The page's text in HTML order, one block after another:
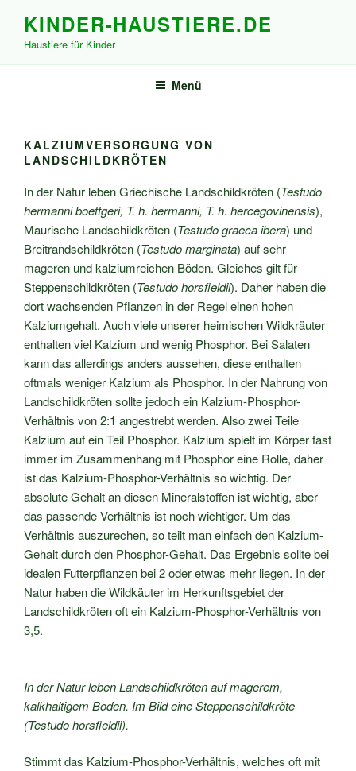
springen
KINDER-HAUSTIERE.DE
Haustiere für Kinder
Menü
KALZIUMVERSORGUNG VON
LANDSCHILDKRÖTEN
In der Natur leben Griechische Landschildkröten (Testudo
hermanni boettgeri, T. h. hermanni, T. h. hercegovinensis),
Maurische Landschildkröten (Testudo graeca ibera) und
Breitrandschildkröten (Testudo marginata) auf sehr
mageren und kalziumreichen Böden. Gleiches gilt für
Steppenschildkröten (Testudo horsfieldii). Daher haben die
dort wachsenden Pflanzen in der Regel einen hohen
Kalziumgehalt. Auch viele unserer heimischen Wildkräuter
enthalten viel Kalzium und wenig Phosphor. Bei Salaten
kann das allerdings anders aussehen, diese enthalten
oftmals weniger Kalzium als Phosphor. In der Nahrung von
Landschildkröten sollte jedoch ein Kalzium-Phosphor-
Verhältnis von 2:1 angestrebt werden. Also zwei Teile
Kalzium auf ein Teil Phosphor. Kalzium spielt im Körper fast
immer im Zusammenhang mit Phosphor eine Rolle, daher
ist das Kalzium-Phosphor-Verhältnis so wichtig. Der
absolute Gehalt an diesen Mineralstoffen ist wichtig, aber
das passende Verhältnis ist noch wichtiger. Um das
Verhältnis auszurechen, so teilt man einfach den Kalzium-
Gehalt durch den Phosphor-Gehalt. Das Ergebnis sollte bei
idealen Futterpflanzen bei 2 oder etwas mehr liegen. In der
Natur haben die Wildkäuter im Herkunftsgebiet der
Landschildkröten oft ein Kalzium-Phosphor-Verhältnis von
3,5.
In der Natur leben Landschildkröten auf magerem,
kalkhaltigem Boden. Im Bild eine Steppenschildkröte
(Testudo horsfieldii).
Stimmt das Kalzium-Phosphor-Verhältnis, welches oft mit